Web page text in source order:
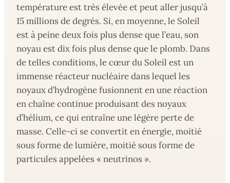
température est très élevée et peut aller jusqu’à
15 millions de degrés. Si, en moyenne, le Soleil
est à peine deux fois plus dense que l’eau, son
noyau est dix fois plus dense que le plomb. Dans
de telles conditions, le cœur du Soleil est un
immense réacteur nucléaire dans lequel les
noyaux d’hydrogène fusionnent en une réaction
en chaîne continue produisant des noyaux
d’hélium, ce qui entraîne une légère perte de
masse. Celle-ci se convertit en énergie, moitié
sous forme de lumière, moitié sous forme de
particules appelées « neutrinos ».